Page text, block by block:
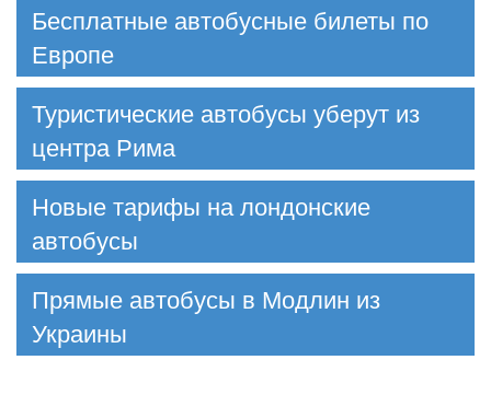
Бесплатные автобусные билеты по
Европе
Туристические автобусы уберут из
центра Рима
Новые тарифы на лондонские
автобусы
Прямые автобусы в Модлин из
Украины